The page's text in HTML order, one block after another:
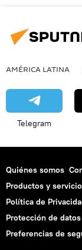
AMÉRICA LATINA
Telegram
Quiénes somos
Productos y
Política de
Protección de
Preferencias de